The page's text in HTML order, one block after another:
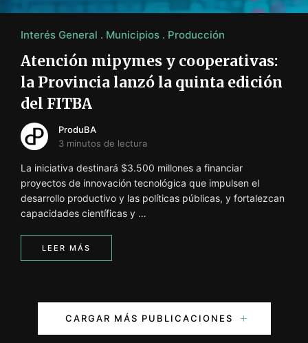
Interés General Municipios Producción
Atención mipymes y cooperativas:
la Provincia lanzó la quinta edición
del FITBA
ProduBA
3 minutos de lectura
La iniciativa destinará $3.500 millones a financiar
proyectos de innovación tecnológica que impulsen el
desarrollo productivo y las políticas públicas, y fortalezcan
capacidades científicas y …
LEER MÁS
CARGAR MÁS PUBLICACIONES